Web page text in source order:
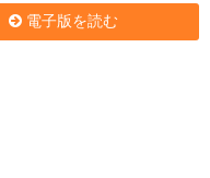
電子版を読む